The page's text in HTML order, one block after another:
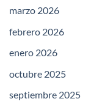
marzo 2026
febrero 2026
enero 2026
octubre 2025
septiembre 2025